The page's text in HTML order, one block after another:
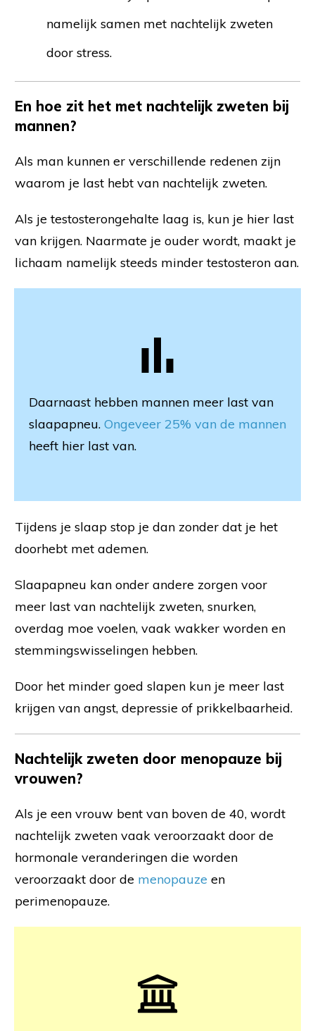
namelijk samen met nachtelijk zweten
door stress.
En hoe zit het met nachtelijk zweten bij
mannen?
Als man kunnen er verschillende redenen zijn
waarom je last hebt van nachtelijk zweten.
Als je testosterongehalte laag is, kun je hier last
van krijgen. Naarmate je ouder wordt, maakt je
lichaam namelijk steeds minder testosteron aan.
Daarnaast hebben mannen meer last van
slaapapneu. Ongeveer 25% van de mannen
heeft hier last van.
Tijdens je slaap stop je dan zonder dat je het
doorhebt met ademen.
Slaapapneu kan onder andere zorgen voor
meer last van nachtelijk zweten, snurken,
overdag moe voelen, vaak wakker worden en
stemmingswisselingen hebben.
Door het minder goed slapen kun je meer last
krijgen van angst, depressie of prikkelbaarheid.
Nachtelijk zweten door menopauze bij
vrouwen?
Als je een vrouw bent van boven de 40, wordt
nachtelijk zweten vaak veroorzaakt door de
hormonale veranderingen die worden
veroorzaakt door de menopauze en
perimenopauze.